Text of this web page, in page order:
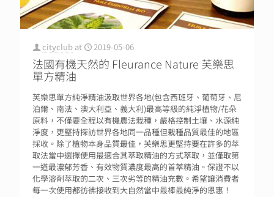
cityclub at 2019-05-06
法國有機天然的 Fleurance Nature 芙樂思
單方精油
芙樂思單方純淨精油汲取世界各地(包含西班牙、葡萄牙、尼
泊爾、南法、澳大利亞、義大利)最高等級的純淨植物/花朵
原料，不僅要全程以有機農法栽種，嚴格控制土壤、水源純
淨度，更堅持探訪世界各地同一品種但栽種品質最佳的地區
採收。除了植物本身品質最佳，芙樂思更堅持要在許多的萃
取法當中選擇使用最適合其萃取精油的方式萃取，並僅取第
一道最濃郁芳香、有效物質濃度最高的首萃精油。保證不以
化學溶劑萃取的二次、三次劣等的精油充數。希望讓消費者
每一次使用都彷彿接收到大自然當中最棒最純淨的恩惠！